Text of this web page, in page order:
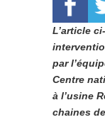
L’article
par
Centre
à l’usine
chaines